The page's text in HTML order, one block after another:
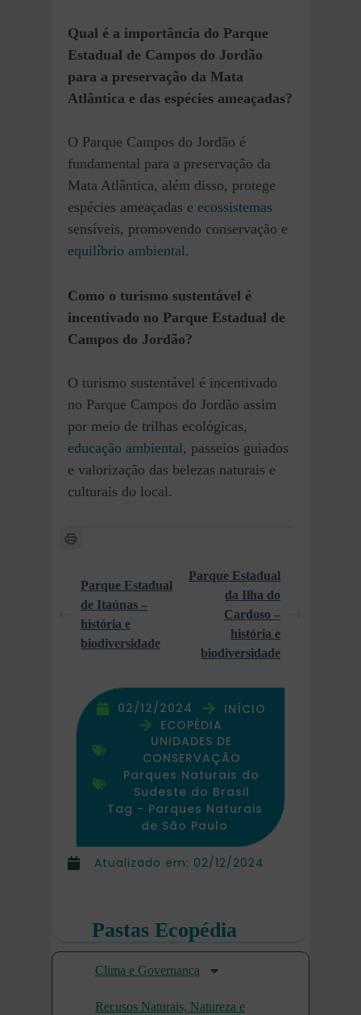
Atualizado em: 02/12/2024
Qual é a importância do Parque
Estadual de Campos do Jordão
para a preservação da Mata
Atlântica e das espécies ameaçadas?
O Parque Campos do Jordão é
fundamental para a preservação da
Mata Atlântica, além disso, protege
espécies ameaçadas e ecossistemas
sensíveis, promovendo conservação e
equilíbrio ambiental.
Como o turismo sustentável é
incentivado no Parque Estadual de
Campos do Jordão?
O turismo sustentável é incentivado
no Parque Campos do Jordão assim
por meio de trilhas ecológicas,
educação ambiental, passeios guiados
e valorização das belezas naturais e
culturais do local.
Parque Estadual
de Itaúnas –
história e
biodiversidade
Parque Estadual
da Ilha do
Cardoso –
história e
biodiversidade
02/12/2024
INÍCIO
ECOPÉDIA
UNIDADES DE
CONSERVAÇÃO
Parques Naturais do
Sudeste do Brasil
Tag - Parques Naturais
de São Paulo
Pastas Ecopédia
Clima e Governança
Recusos Naturais, Natureza e